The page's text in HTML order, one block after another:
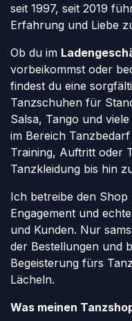
seit 1997, seit 2019
Erfahrung und Liebe
Ob du im
vorbeikommst oder
findest du eine
Tanzschuhen für
Salsa, Tango und
im Bereich
Training, Auftritt oder
Tanzkleidung bis hin
Ich betreibe den
Engagement und
und Kunden. Nur
der Bestellungen und
Begeisterung fürs
Lächeln.
Was meinen